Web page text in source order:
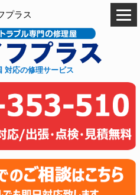
プラス
対応の修理サービス